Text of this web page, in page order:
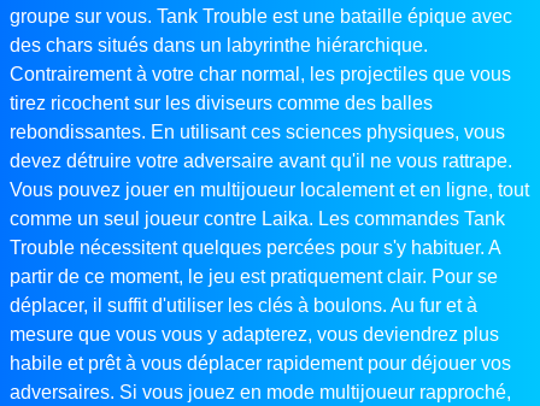
groupe sur vous. Tank Trouble est une bataille épique avec
des chars situés dans un labyrinthe hiérarchique.
Contrairement à votre char normal, les projectiles que vous
tirez ricochent sur les diviseurs comme des balles
rebondissantes. En utilisant ces sciences physiques, vous
devez détruire votre adversaire avant qu'il ne vous rattrape.
Vous pouvez jouer en multijoueur localement et en ligne, tout
comme un seul joueur contre Laika. Les commandes Tank
Trouble nécessitent quelques percées pour s'y habituer. A
partir de ce moment, le jeu est pratiquement clair. Pour se
déplacer, il suffit d'utiliser les clés à boulons. Au fur et à
mesure que vous vous y adapterez, vous deviendrez plus
habile et prêt à vous déplacer rapidement pour déjouer vos
adversaires. Si vous jouez en mode multijoueur rapproché,